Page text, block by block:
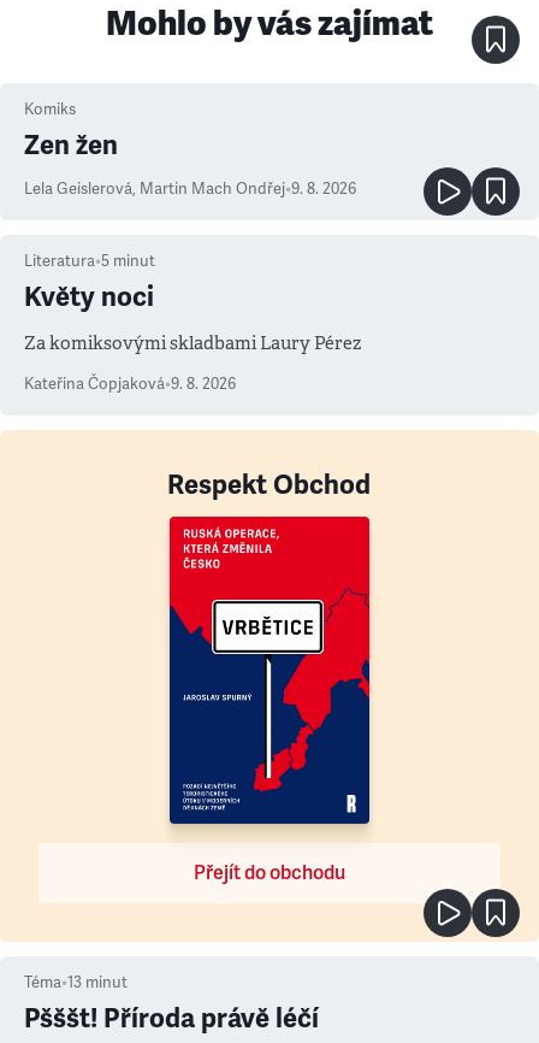
Mohlo by vás zajímat
Komiks
Zen žen
Lela Geislerová, Martin Mach Ondřej•9. 8. 2026
Literatura•5 minut
Květy noci
Za komiksovými skladbami Laury Pérez
Kateřina Čopjaková•9. 8. 2026
Respekt Obchod
Přejít do obchodu
Téma•13 minut
Pšššt! Příroda právě léčí